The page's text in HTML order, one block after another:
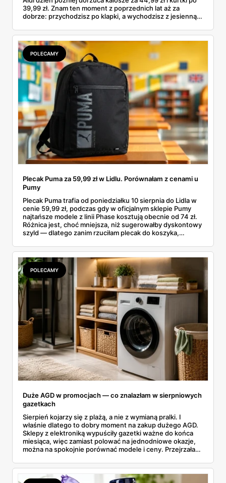
39,99 zł. Znam ten moment z poprzednich lat aż za
dobrze: przychodzisz po klapki, a wychodzisz z jesienną
pojawi się w gazetkach w przyszłym tygodniu i czy jest
sens kupować jesień, zanim skończą się wakacje.
POLECAMY
Plecak Puma za 59,99 zł w Lidlu. Porównałam z cenami u
Pumy
Plecak Puma trafia od poniedziałku 10 sierpnia do Lidla w
cenie 59,99 zł, podczas gdy w oficjalnym sklepie Pumy
najtańsze modele z linii Phase kosztują obecnie od 74 zł.
Różnica jest, choć mniejsza, niż sugerowałby dyskontowy
szyld — dlatego zanim rzuciłam plecak do koszyka,
rozpiska: co dokładnie sprzedaje Lidl, ile kosztują
odpowiedniki u producenta i komu ten zakup naprawdę
się opłaci.
POLECAMY
Duże AGD w promocjach — co znalazłam w sierpniowych
gazetkach
Sierpień kojarzy się z plażą, a nie z wymianą pralki. I
właśnie dlatego to dobry moment na zakup dużego AGD.
Sklepy z elektroniką wypuściły gazetki ważne do końca
miesiąca, więc zamiast polować na jednodniowe okazje,
można na spokojnie porównać modele i ceny. Przejrzałam
znalazłam, z cenami i terminami.